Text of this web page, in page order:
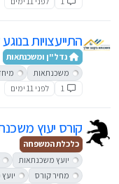
התייעצויות
נדל"ן ומשכנתאות
משכנתאות
1
לפני 11 ימים
קורס יעוץ
כלכלת המשפחה
יועץ משכנתאות
מחיר קורס